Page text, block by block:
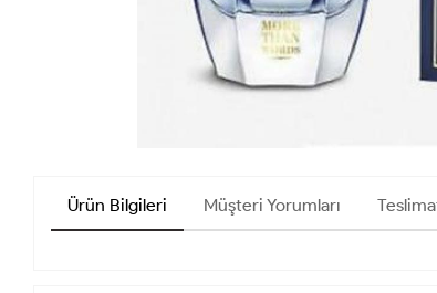
Ürün Bilgileri Müşteri Yorumları